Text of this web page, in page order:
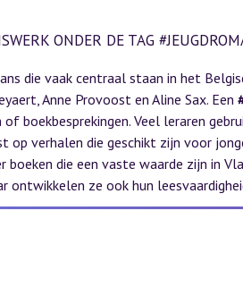
ONDER DE TAG
die vaak centraal staan in het
Anne Provoost en Aline Sax. Een
boekbesprekingen. Veel leraren
op verhalen die geschikt zijn voor
die een vaste waarde zijn in
ze ook hun